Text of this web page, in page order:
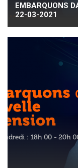
EMBARQUONS DANS LA NOUVELLE DIMENSION DU
22-03-2021